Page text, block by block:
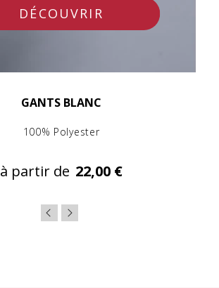
DÉCOUVRIR
GANTS BLANC
100% Polyester
à partir de 22,00 €